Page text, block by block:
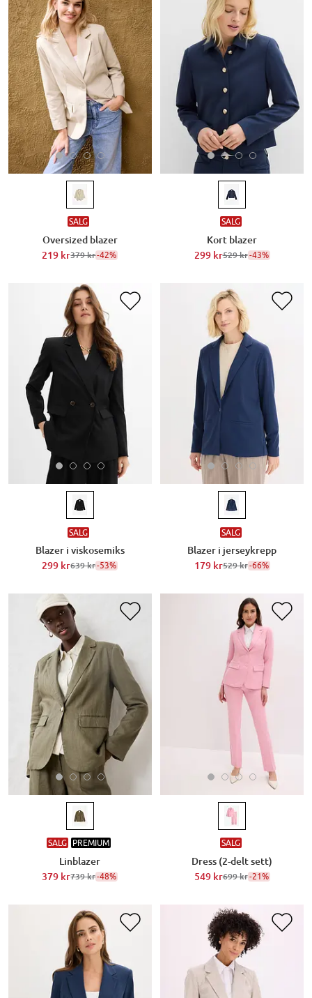
SALG
Oversized blazer
219 kr379 kr-42%
SALG
Kort blazer
299 kr529 kr-43%
SALG
Blazer i viskosemiks
299 kr639 kr-53%
SALG
Blazer i jerseykrepp
179 kr529 kr-66%
SALG PREMIUM
Linblazer
379 kr739 kr-48%
SALG
Dress (2-delt sett)
549 kr699 kr-21%